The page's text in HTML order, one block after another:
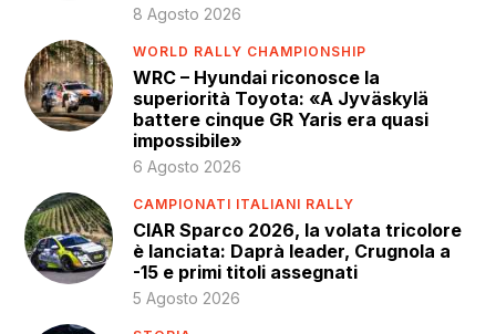
8 Agosto 2026
WORLD RALLY CHAMPIONSHIP
WRC – Hyundai riconosce la
superiorità Toyota: «A Jyväskylä
battere cinque GR Yaris era quasi
impossibile»
6 Agosto 2026
CAMPIONATI ITALIANI RALLY
CIAR Sparco 2026, la volata tricolore
è lanciata: Daprà leader, Crugnola a
-15 e primi titoli assegnati
5 Agosto 2026